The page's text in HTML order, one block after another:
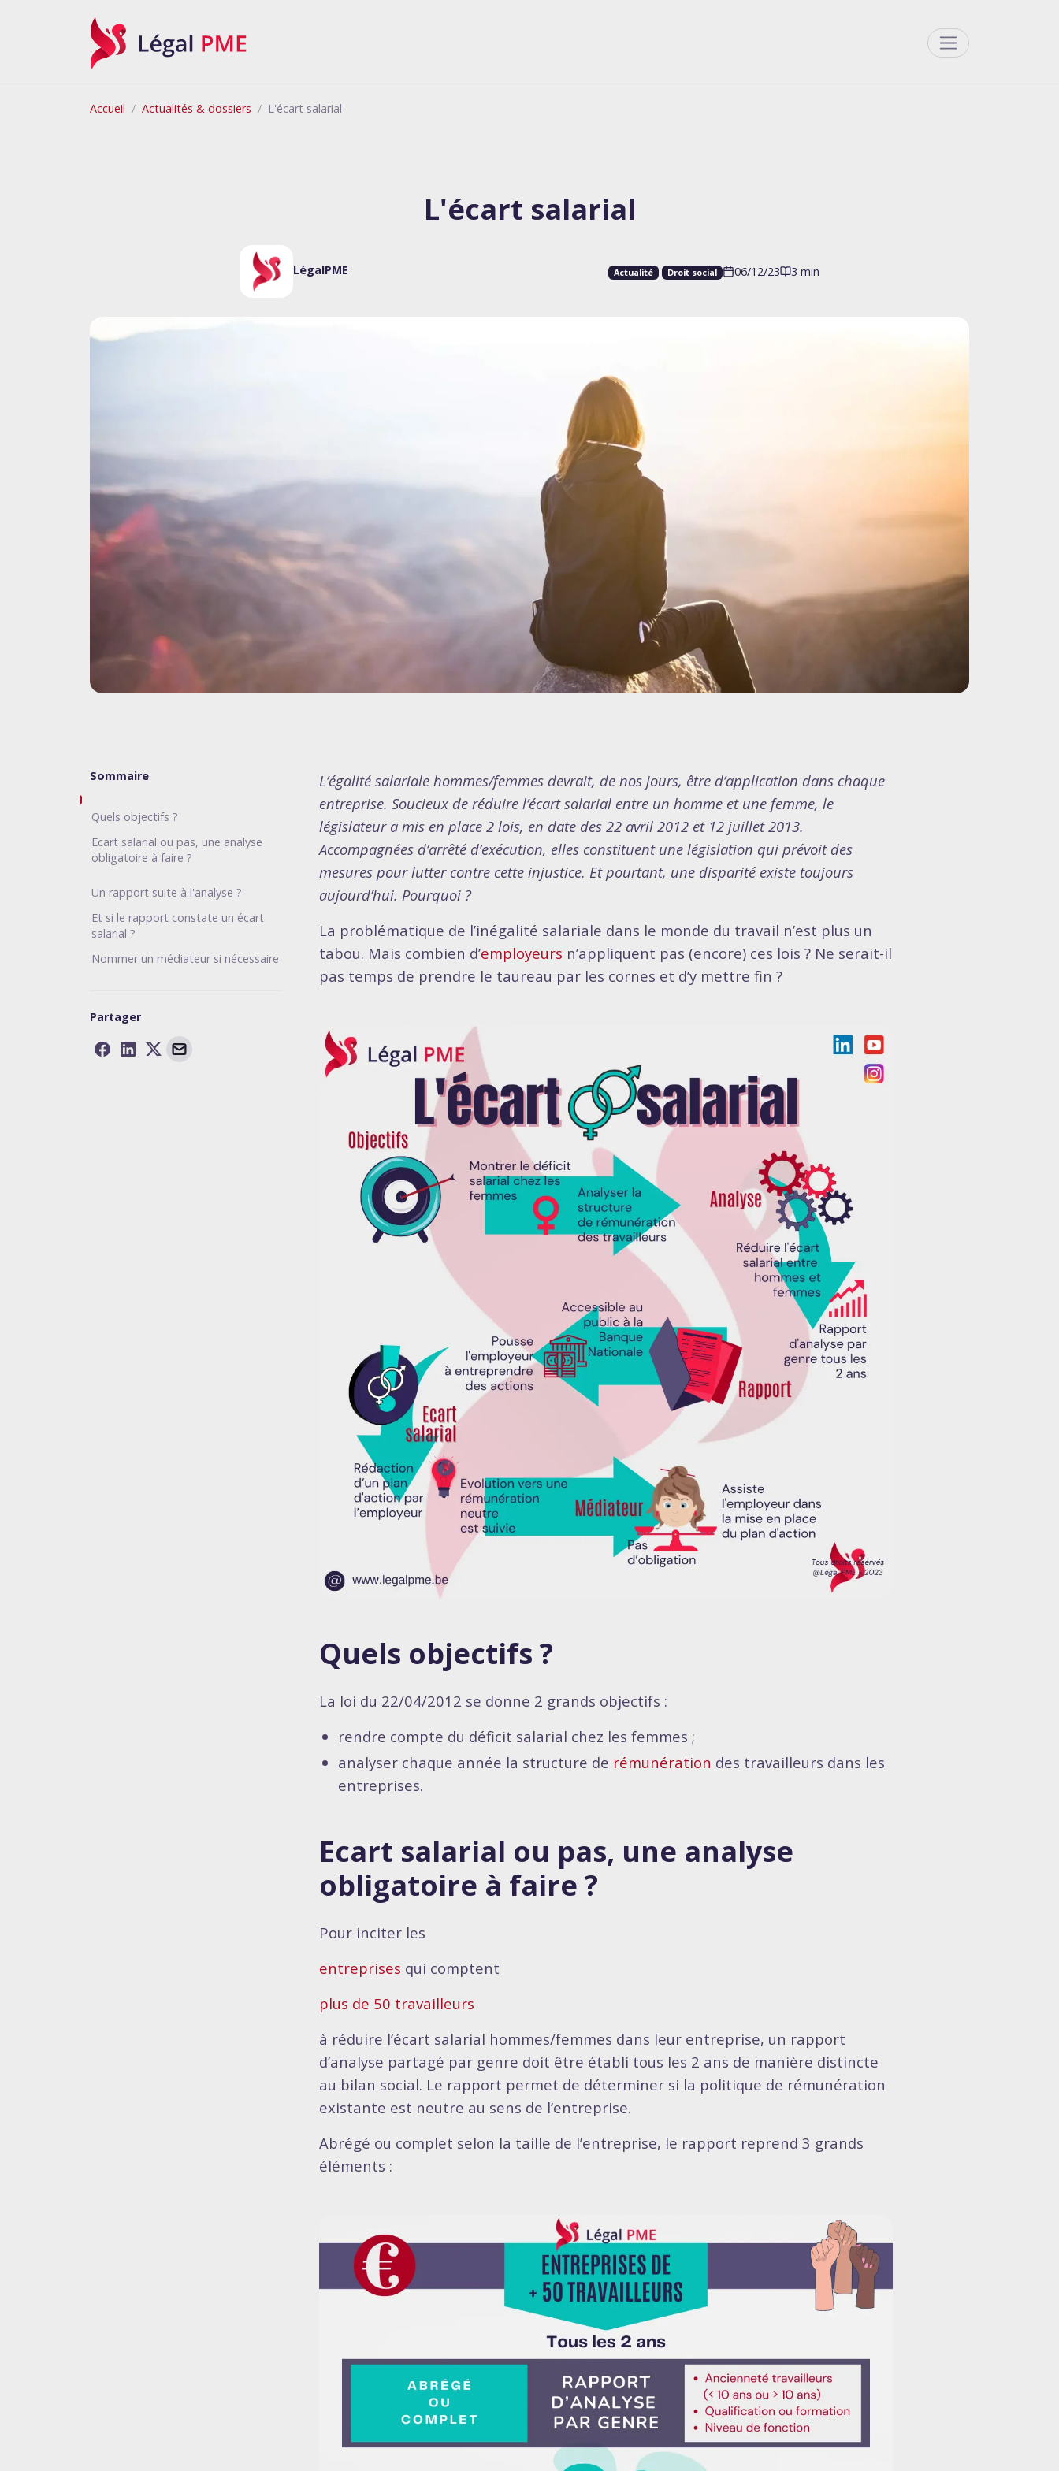
Menu
Accueil Actualités & dossiers L'écart salarial
L'écart salarial
LégalPME Actualité Droit social 06/12/23 3 min
Sommaire
Quels objectifs ?
Ecart salarial ou pas, une analyse
obligatoire à faire ?
Un rapport suite à l'analyse ?
Et si le rapport constate un écart
salarial ?
Nommer un médiateur si nécessaire
Partager
L’égalité salariale hommes/femmes devrait, de nos jours, être d’application dans chaque
entreprise. Soucieux de réduire l’écart salarial entre un homme et une femme, le
législateur a mis en place 2 lois, en date des 22 avril 2012 et 12 juillet 2013.
Accompagnées d’arrêté d’exécution, elles constituent une législation qui prévoit des
mesures pour lutter contre cette injustice. Et pourtant, une disparité existe toujours
aujourd’hui. Pourquoi ?
La problématique de l’inégalité salariale dans le monde du travail n’est plus un
tabou. Mais combien d’employeurs n’appliquent pas (encore) ces lois ? Ne serait-il
pas temps de prendre le taureau par les cornes et d’y mettre fin ?
Quels objectifs ?
La loi du 22/04/2012 se donne 2 grands objectifs :
rendre compte du déficit salarial chez les femmes ;
analyser chaque année la structure de rémunération des travailleurs dans les
entreprises.
Ecart salarial ou pas, une analyse
obligatoire à faire ?
Pour inciter les
entreprises qui comptent
plus de 50 travailleurs
à réduire l’écart salarial hommes/femmes dans leur entreprise, un rapport
d’analyse partagé par genre doit être établi tous les 2 ans de manière distincte
au bilan social. Le rapport permet de déterminer si la politique de rémunération
existante est neutre au sens de l’entreprise.
Abrégé ou complet selon la taille de l’entreprise, le rapport reprend 3 grands
éléments :